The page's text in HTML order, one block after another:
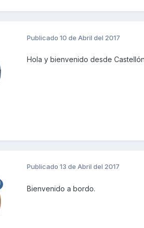
Publicado 10 de Abril del 2017
Hola y bienvenido desde
Publicado 13 de Abril del 2017
Bienvenido a bordo.